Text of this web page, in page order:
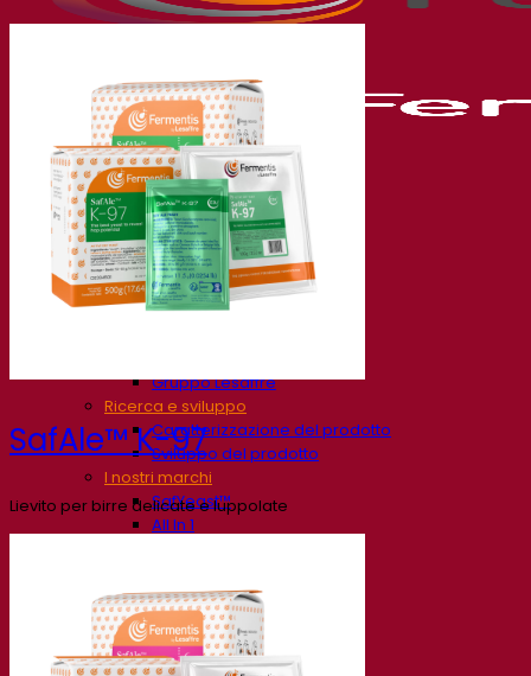
La nostra azienda
Chi siamo
Esperto di fermentazione
Il Campus Fermentis
Gruppo Lesaffre
Ricerca e sviluppo
Caratterizzazione del prodotto
Sviluppo del prodotto
I nostri marchi
SafYeast™
All In 1
Produzione in conto terzi
Degustazioni di bevande
Soluzioni per la fermentazione
Birra
SafAle™ K-97
Lievito per birre delicate e luppolate